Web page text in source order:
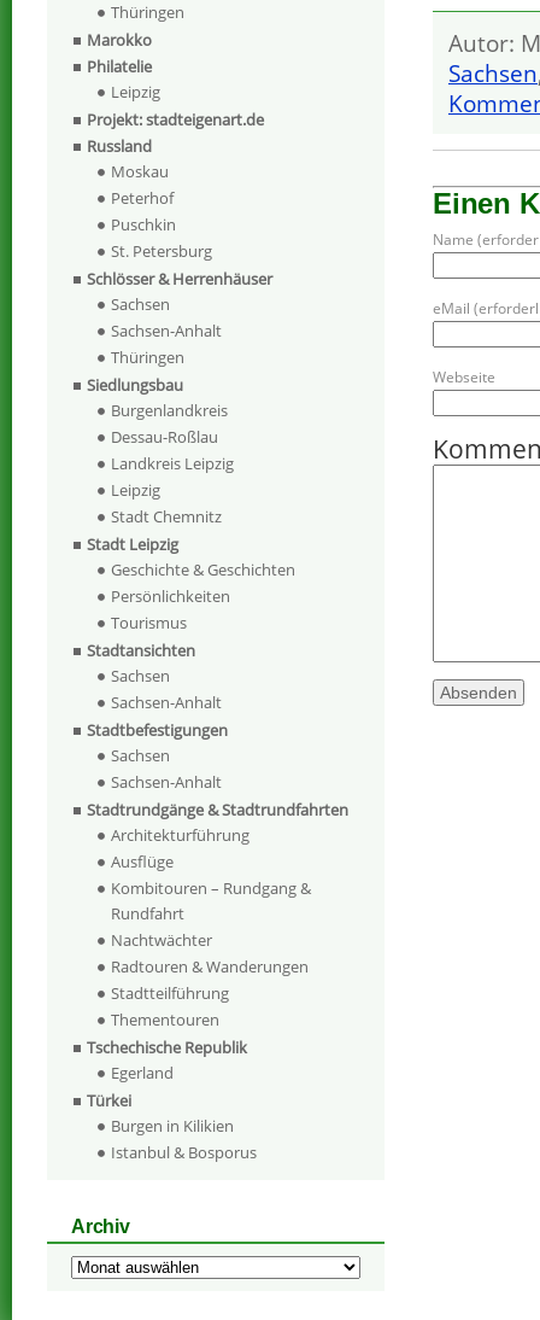
Autor:
Sachsen
Einen
Name
eMail
Webseite
Thüringen
Marokko
Philatelie
Leipzig
Projekt: stadteigenart.de
Russland
Moskau
Peterhof
Puschkin
St. Petersburg
Schlösser & Herrenhäuser
Sachsen
Sachsen-Anhalt
Thüringen
Siedlungsbau
Burgenlandkreis
Dessau-Roßlau
Landkreis Leipzig
Leipzig
Stadt Chemnitz
Stadt Leipzig
Geschichte & Geschichten
Persönlichkeiten
Tourismus
Stadtansichten
Sachsen
Sachsen-Anhalt
Stadtbefestigungen
Sachsen
Sachsen-Anhalt
Stadtrundgänge & Stadtrundfahrten
Architekturführung
Ausflüge
Kombitouren – Rundgang &
Rundfahrt
Nachtwächter
Radtouren & Wanderungen
Stadtteilführung
Thementouren
Tschechische Republik
Egerland
Türkei
Burgen in Kilikien
Istanbul & Bosporus
Archiv
Archiv